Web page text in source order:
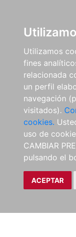
Utilizamos
fines
relacionada
un perfil
navegación
visitados).
cookies.
uso de
CAMBIAR
pulsando el
ACEPTAR